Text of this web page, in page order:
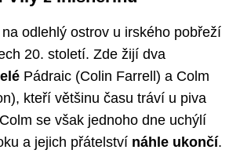
odlehlý ostrov u irského pobřeží
20. století. Zde žijí dva
Pádraic (Colin Farrell) a Colm
kteří většinu času tráví u piva
se však jednoho dne uchýlí
a jejich přátelství náhle ukončí.